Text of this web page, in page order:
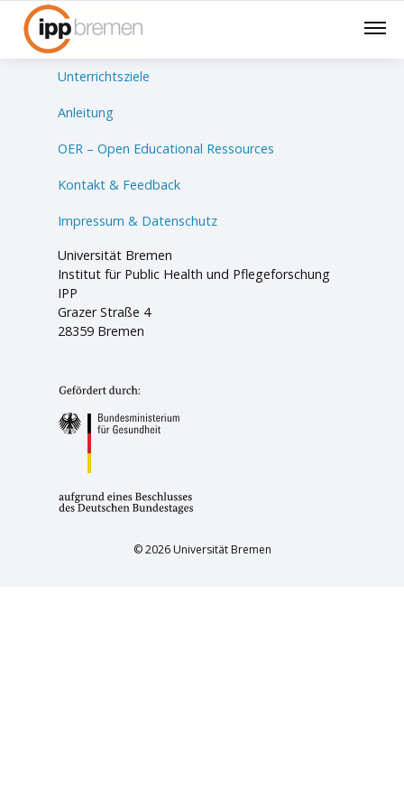
Lernsituationen
Unterrichtsziele
Anleitung
OER – Open Educational Ressources
Kontakt & Feedback
Impressum & Datenschutz
Universität Bremen
Institut für Public Health und Pflegeforschung
IPP
Grazer Straße 4
28359 Bremen
© 2026 Universität Bremen